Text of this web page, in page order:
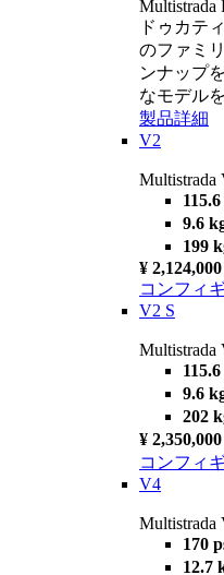
Multistrada
ドゥカテ
のファミ
ンナップ
なモデル
製品詳細
V2
Multistrada
9.6
199
¥ 2,124,000
コンフィ
V2 S
Multistrada
9.6
202
¥
コンフィ
V4
Multistrada
170
12.7